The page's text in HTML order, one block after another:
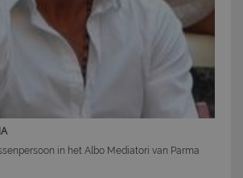
in het Albo Mediatori van Parma